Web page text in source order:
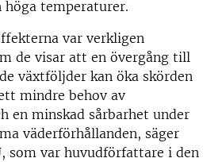
temperaturer.
var verkligen
de visar att en övergång till
växtföljder kan öka skörden
mindre behov av
en minskad sårbarhet under
väderförhållanden, säger
som var huvudförfattare i den